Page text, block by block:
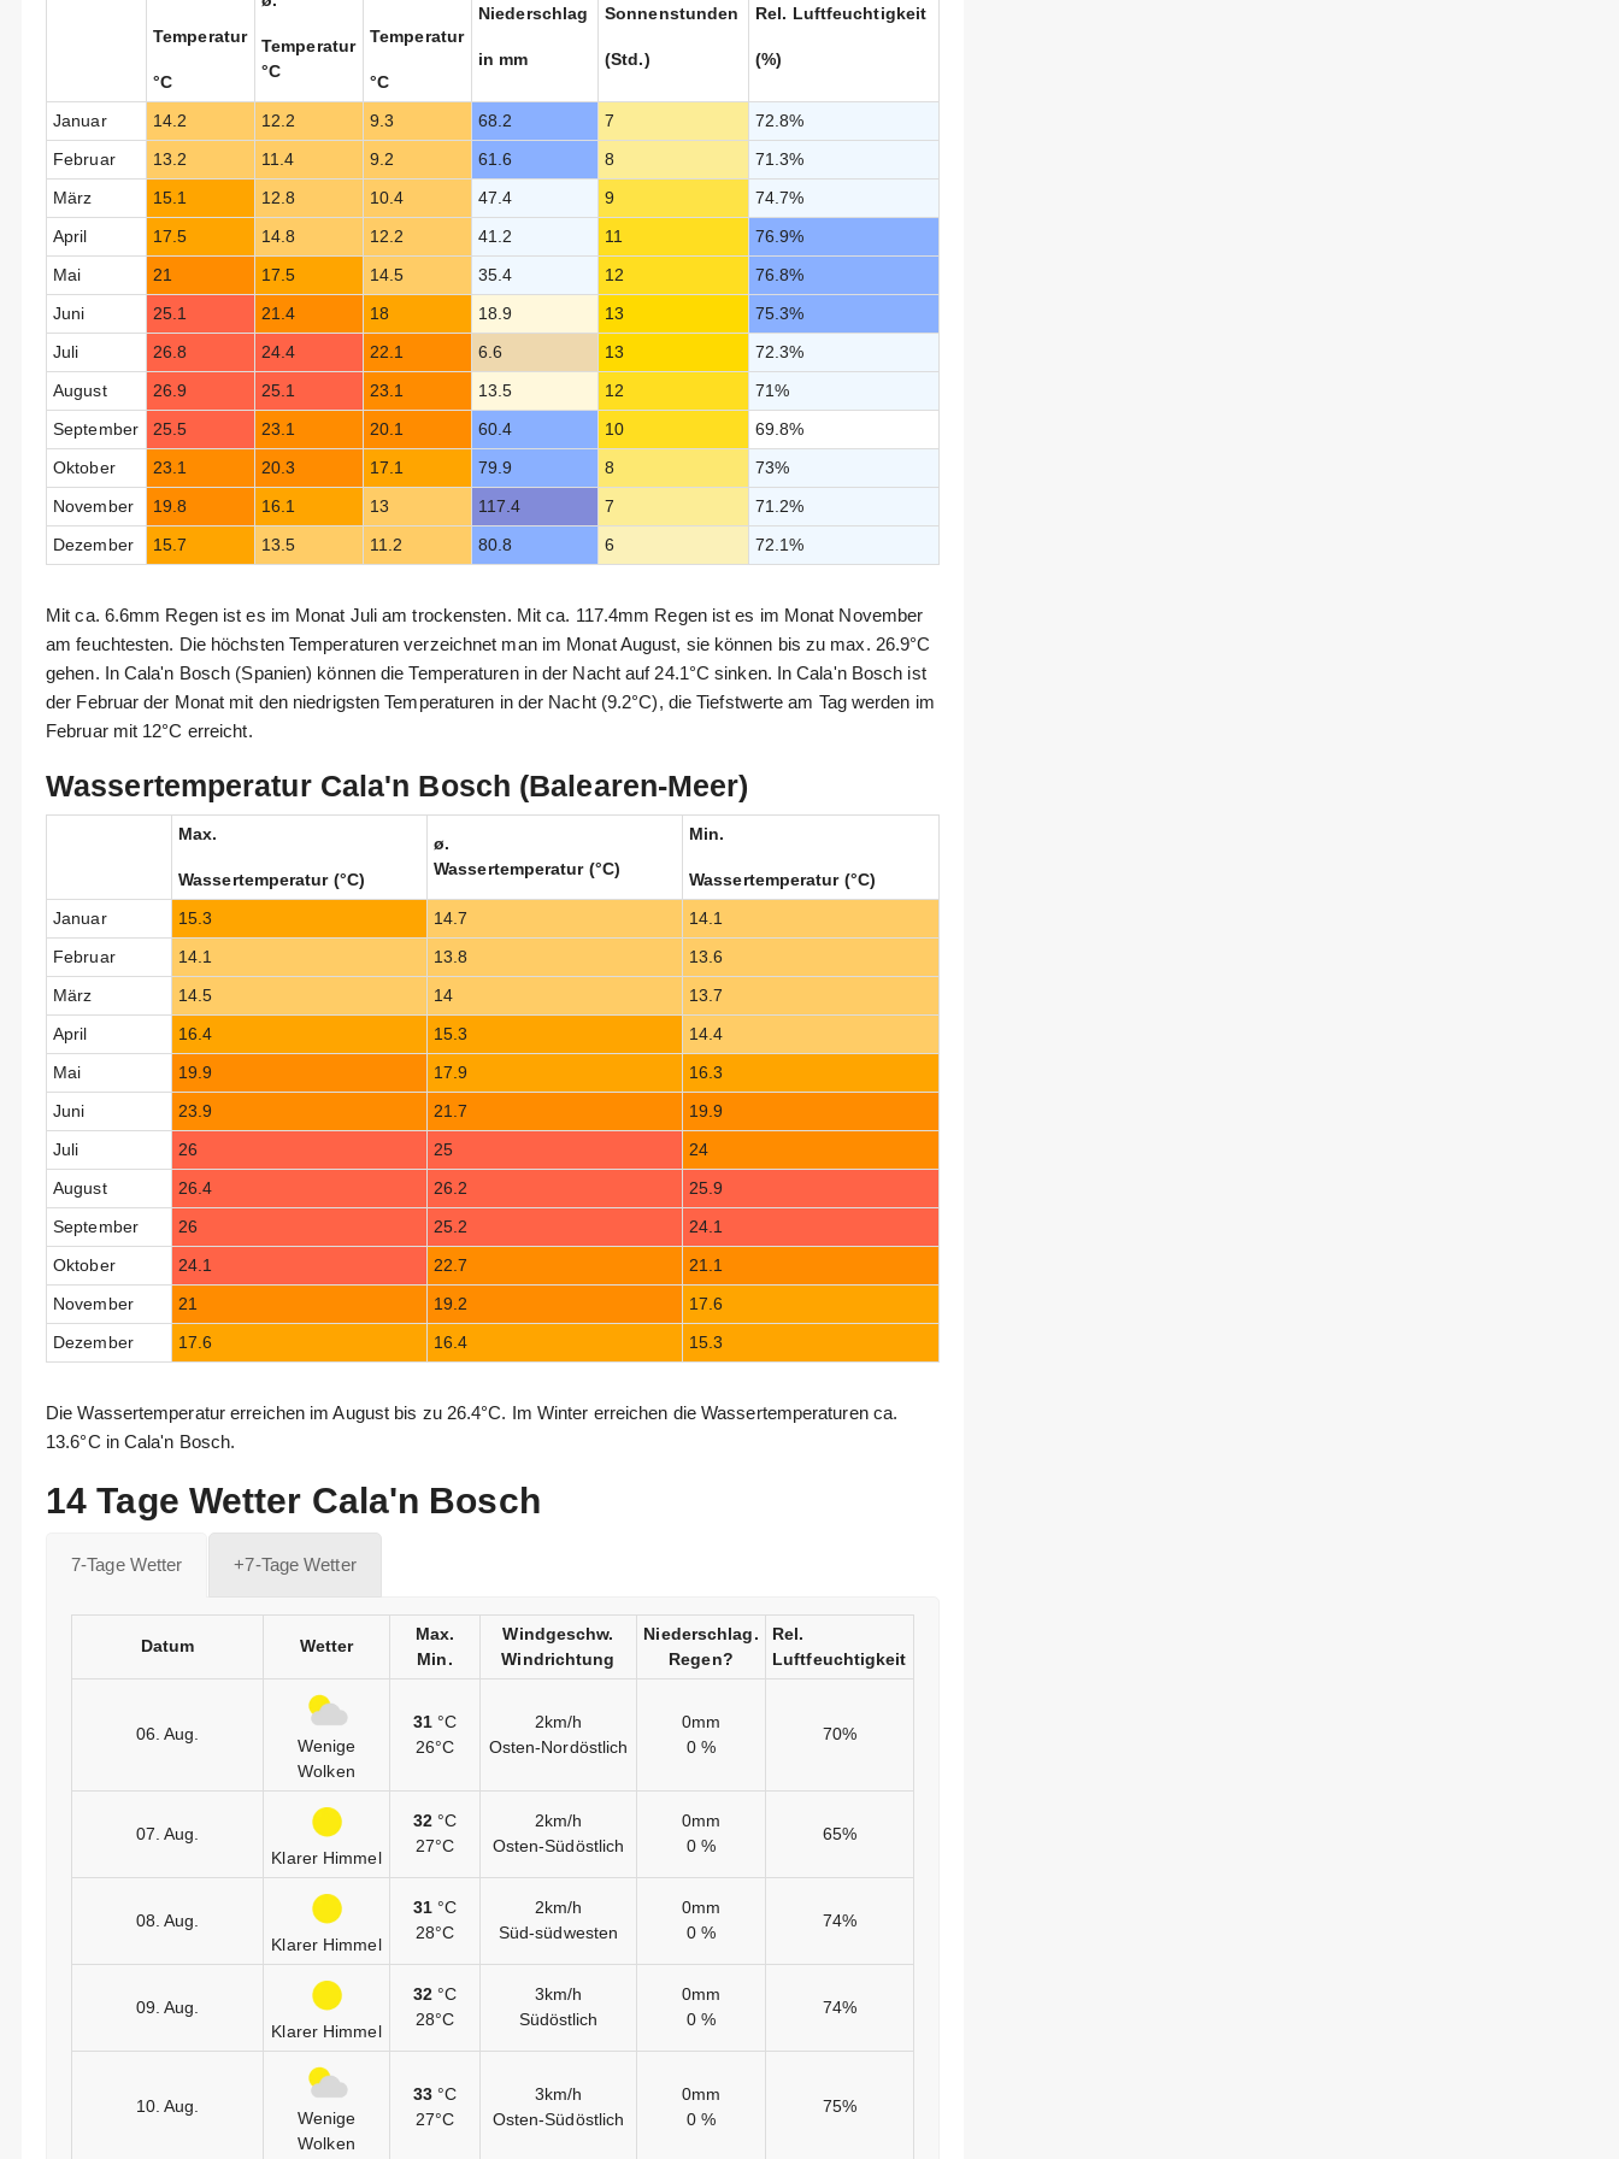
Temperatur
°C
Temperatur
°C
Temperatur
°C
Niederschlag
in mm
Sonnenstunden
(Std.)
Rel. Luftfeuchtigkeit
(%)
Januar 14.2 12.2 9.3 68.2 7 72.8%
Februar 13.2 11.4 9.2 61.6 8 71.3%
März 15.1 12.8 10.4 47.4 9 74.7%
April 17.5 14.8 12.2 41.2 11 76.9%
Mai 21 17.5 14.5 35.4 12 76.8%
Juni 25.1 21.4 18 18.9 13 75.3%
Juli 26.8 24.4 22.1 6.6 13 72.3%
August 26.9 25.1 23.1 13.5 12 71%
September 25.5 23.1 20.1 60.4 10 69.8%
Oktober 23.1 20.3 17.1 79.9 8 73%
November 19.8 16.1 13 117.4 7 71.2%
Dezember 15.7 13.5 11.2 80.8 6 72.1%
Mit ca. 6.6mm Regen ist es im Monat Juli am trockensten. Mit ca. 117.4mm Regen ist es im Monat November
am feuchtesten. Die höchsten Temperaturen verzeichnet man im Monat August, sie können bis zu max. 26.9°C
gehen. In Cala'n Bosch (Spanien) können die Temperaturen in der Nacht auf 24.1°C sinken. In Cala'n Bosch ist
der Februar der Monat mit den niedrigsten Temperaturen in der Nacht (9.2°C), die Tiefstwerte am Tag werden im
Februar mit 12°C erreicht.
Wassertemperatur Cala'n Bosch (Balearen-Meer)
Max.
Wassertemperatur (°C)
ø.
Wassertemperatur (°C)
Min.
Wassertemperatur (°C)
Januar 15.3 14.7 14.1
Februar 14.1 13.8 13.6
März 14.5 14 13.7
April 16.4 15.3 14.4
Mai 19.9 17.9 16.3
Juni 23.9 21.7 19.9
Juli 26 25 24
August 26.4 26.2 25.9
September 26 25.2 24.1
Oktober 24.1 22.7 21.1
November 21 19.2 17.6
Dezember 17.6 16.4 15.3
Die Wassertemperatur erreichen im August bis zu 26.4°C. Im Winter erreichen die Wassertemperaturen ca.
13.6°C in Cala'n Bosch.
14 Tage Wetter Cala'n Bosch
7-Tage Wetter +7-Tage Wetter
Datum Wetter
Max.
Min.
Windgeschw.
Windrichtung
Niederschlag.
Regen?
Rel.
Luftfeuchtigkeit
06. Aug.
Wenige
Wolken
31 °C
26°C
2km/h
Osten-Nordöstlich
0mm
0 %
70%
07. Aug.
Klarer Himmel
32 °C
27°C
2km/h
Osten-Südöstlich
0mm
0 %
65%
08. Aug.
Klarer Himmel
31 °C
28°C
2km/h
Süd-südwesten
0mm
0 %
74%
09. Aug.
Klarer Himmel
32 °C
28°C
3km/h
Südöstlich
0mm
0 %
74%
10. Aug.
Wenige
Wolken
33 °C
27°C
3km/h
Osten-Südöstlich
0mm
0 %
75%